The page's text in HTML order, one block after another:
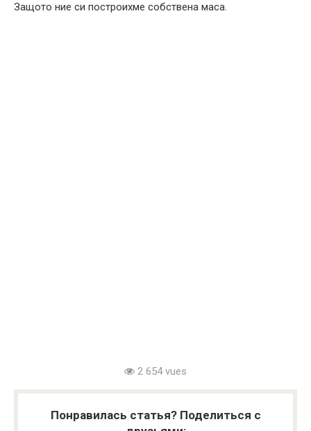
Защото ние си построихме собствена маса.
2 654 vues
Понравилась статья? Поделиться с